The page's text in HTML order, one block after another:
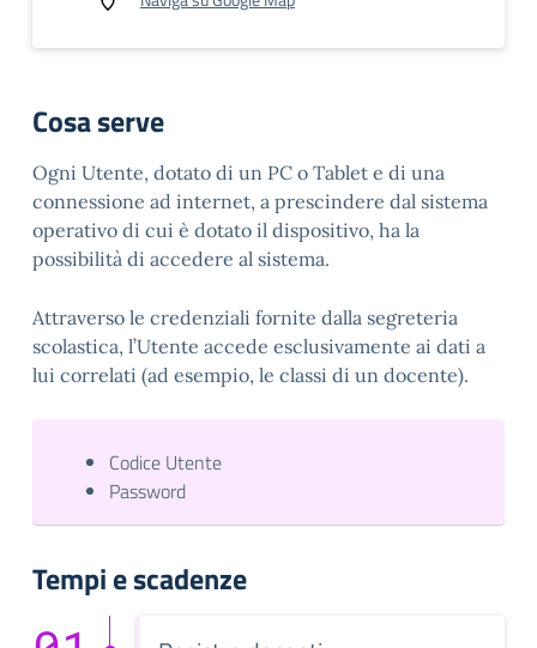
Cosa serve
Ogni Utente, dotato di un PC o Tablet e di una
connessione ad internet, a prescindere dal sistema
operativo di cui è dotato il dispositivo, ha la
possibilità di accedere al sistema.
Attraverso le credenziali fornite dalla segreteria
scolastica, l’Utente accede esclusivamente ai dati a
lui correlati (ad esempio, le classi di un docente).
Codice Utente
Password
Tempi e scadenze